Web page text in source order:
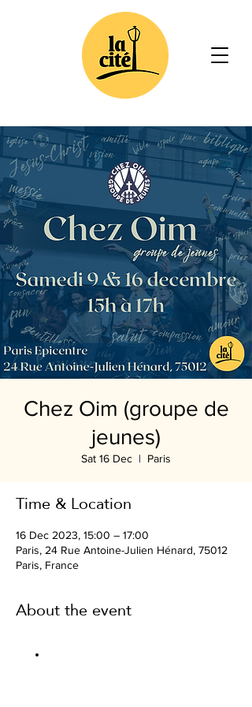
Chez Oim (groupe de
jeunes)
Sat 16 Dec
  |
Paris
Time & Location
16 Dec 2023, 15:00 – 17:00
Paris, 24 Rue Antoine-Julien Hénard, 75012
Paris, France
About the event